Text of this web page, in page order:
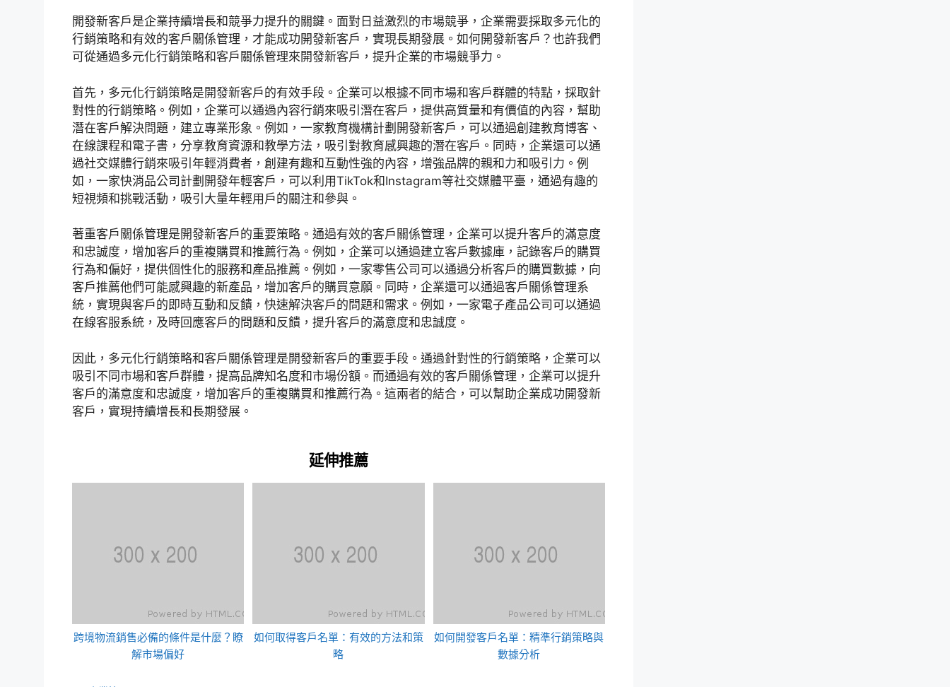
開發新客戶是企業持續增長和競爭力提升的關鍵。面對日益激烈的市場競爭，企業需要採取多元化的
行銷策略和有效的客戶關係管理，才能成功開發新客戶，實現長期發展。如何開發新客戶？也許我們
可從通過多元化行銷策略和客戶關係管理來開發新客戶，提升企業的市場競爭力。
首先，多元化行銷策略是開發新客戶的有效手段。企業可以根據不同市場和客戶群體的特點，採取針
對性的行銷策略。例如，企業可以通過內容行銷來吸引潛在客戶，提供高質量和有價值的內容，幫助
潛在客戶解決問題，建立專業形象。例如，一家教育機構計劃開發新客戶，可以通過創建教育博客、
在線課程和電子書，分享教育資源和教學方法，吸引對教育感興趣的潛在客戶。同時，企業還可以通
過社交媒體行銷來吸引年輕消費者，創建有趣和互動性強的內容，增強品牌的親和力和吸引力。例
如，一家快消品公司計劃開發年輕客戶，可以利用TikTok和Instagram等社交媒體平臺，通過有趣的
短視頻和挑戰活動，吸引大量年輕用戶的關注和參與。
著重客戶關係管理是開發新客戶的重要策略。通過有效的客戶關係管理，企業可以提升客戶的滿意度
和忠誠度，增加客戶的重複購買和推薦行為。例如，企業可以通過建立客戶數據庫，記錄客戶的購買
行為和偏好，提供個性化的服務和產品推薦。例如，一家零售公司可以通過分析客戶的購買數據，向
客戶推薦他們可能感興趣的新產品，增加客戶的購買意願。同時，企業還可以通過客戶關係管理系
統，實現與客戶的即時互動和反饋，快速解決客戶的問題和需求。例如，一家電子產品公司可以通過
在線客服系統，及時回應客戶的問題和反饋，提升客戶的滿意度和忠誠度。
因此，多元化行銷策略和客戶關係管理是開發新客戶的重要手段。通過針對性的行銷策略，企業可以
吸引不同市場和客戶群體，提高品牌知名度和市場份額。而通過有效的客戶關係管理，企業可以提升
客戶的滿意度和忠誠度，增加客戶的重複購買和推薦行為。這兩者的結合，可以幫助企業成功開發新
客戶，實現持續增長和長期發展。
延伸推薦
跨境物流銷售必備的條件是什麼？瞭
解市場偏好
如何取得客戶名單：有效的方法和策
略
如何開發客戶名單：精準行銷策略與
數據分析